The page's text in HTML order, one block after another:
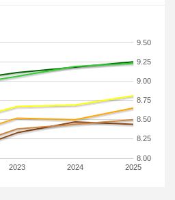
2023 2024 2025
8.00
8.25
8.50
8.75
9.00
9.25
9.50